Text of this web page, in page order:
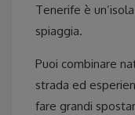
Tenerife è
spiaggia.
Puoi combinare
strada ed
fare grandi